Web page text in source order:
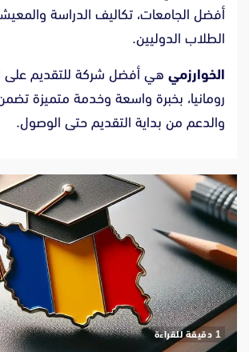
أفضل الجامعات، تكاليف الدراسة
الطلاب الدوليين.
الخوارزمي هي أفضل شركة للتقديم على
رومانيا، بخبرة واسعة وخدمة متميزة
والدعم من بداية التقديم حتى الوصول.
‫1 دقيقة للقراءة